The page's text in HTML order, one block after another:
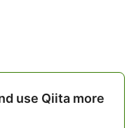
use Qiita more